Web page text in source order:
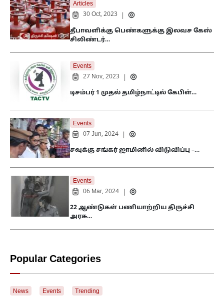
Articles
30 Oct, 2023
தீபாவளிக்கு பெண்களுக்கு இலவச கேஸ்
சிலிண்டர்…
Events
27 Nov, 2023
டிசம்பர் 1 முதல் தமிழ்நாட்டில் கேபிள்…
Events
07 Jun, 2024
சவுக்கு சங்கர் ஜாமினில் விடுவிப்பு –…
Events
06 Mar, 2024
22 ஆண்டுகள் பணியாற்றிய திருச்சி
அரசு…
Popular Categories
News Events Trending